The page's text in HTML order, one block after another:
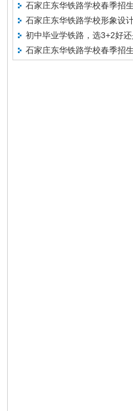
石家庄东华铁路学校春季招
多少？
石家庄东华铁路学校形象设
专吗？
初中毕业学铁路，选3+2好
好？
石家庄东华铁路学校春季招